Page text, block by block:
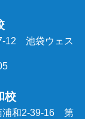
12 池袋ウェス
校
浦和2-39-16 第